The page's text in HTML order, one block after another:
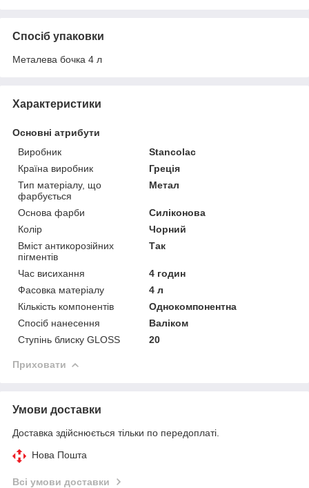
Спосіб упаковки
Металева бочка 4 л
Характеристики
Основні атрибути
Виробник
Stancolac
Країна виробник
Греція
Тип матеріалу, що
фарбується
Метал
Основа фарби
Силіконова
Колір
Чорний
Вміст антикорозійних
пігментів
Так
Час висихання
4 годин
Фасовка матеріалу
4 л
Кількість компонентів
Однокомпонентна
Спосіб нанесення
Валіком
Ступінь блиску GLOSS
20
Приховати
Умови доставки
Доставка здійснюється тільки по передоплаті.
Нова Пошта
Всі умови доставки